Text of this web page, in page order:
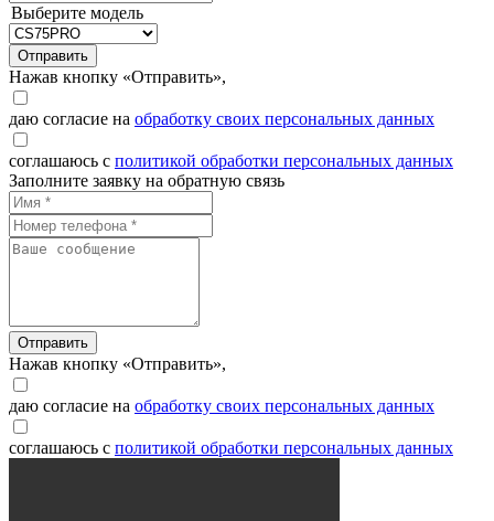
Выберите модель
Отправить
Нажав кнопку «Отправить»,
даю согласие на обработку своих персональных данных
соглашаюсь с политикой обработки персональных данных
Заполните заявку на обратную связь
Отправить
Нажав кнопку «Отправить»,
даю согласие на обработку своих персональных данных
соглашаюсь с политикой обработки персональных данных